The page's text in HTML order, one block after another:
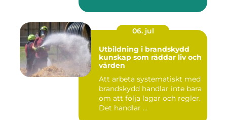
06. jul
Utbildning i brandskydd
kunskap som räddar liv och
värden
Att arbeta systematiskt med
brandskydd handlar inte bara
om att följa lagar och regler.
Det handlar ...